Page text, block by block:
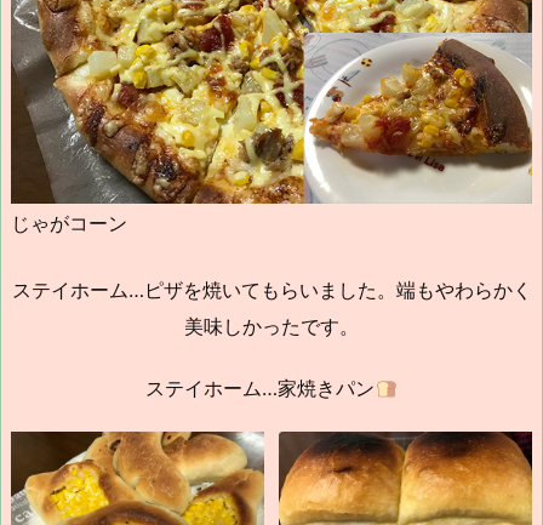
じゃがコーン
ステイホーム…ピザを焼いてもらいました。端もやわらかく
美味しかったです。
ステイホーム…家焼きパン